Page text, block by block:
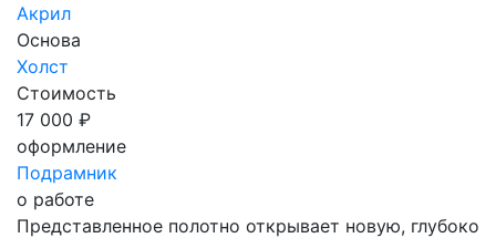
Акрил
Основа
Холст
Стоимость
17 000 ₽
оформление
Подрамник
о работе
Представленное полотно открывает новую, глубоко